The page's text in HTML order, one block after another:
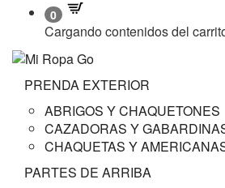
0
Cargando contenidos del
PRENDA EXTERIOR
ABRIGOS Y CHAQUETONES
CAZADORAS Y
CHAQUETAS Y
PARTES DE ARRIBA